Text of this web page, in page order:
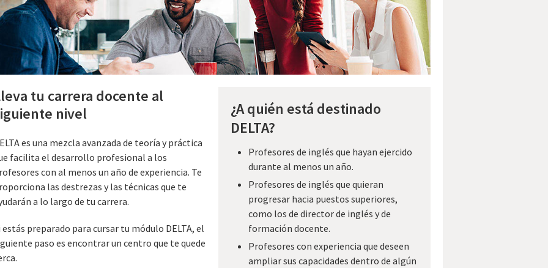
tu carrera docente al
nivel
es una mezcla avanzada de teoría y práctica
facilita el desarrollo profesional a los
con al menos un año de experiencia. Te
las destrezas y las técnicas que te
a lo largo de tu carrera.
estás preparado para cursar tu módulo DELTA, el
paso es encontrar un centro que te quede
¿A quién está destinado
DELTA?
Profesores de inglés que hayan ejercido
durante al menos un año.
Profesores de inglés que quieran
progresar hacia puestos superiores,
como los de director de inglés y de
formación docente.
Profesores con experiencia que deseen
ampliar sus capacidades dentro de algún